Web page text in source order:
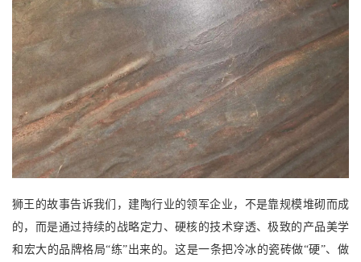
狮王的故事告诉我们，建陶行业的领军企业，不是靠规模堆砌而成
的，而是通过持续的战略定力、硬核的技术穿透、极致的产品美学
和宏大的品牌格局“练”出来的。这是一条把冷冰的瓷砖做“硬”、做